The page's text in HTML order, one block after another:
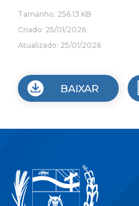
Tamanho: 256.13 KB
Criado: 25/01/2026
Atualizado: 25/01/2026
BAIXAR